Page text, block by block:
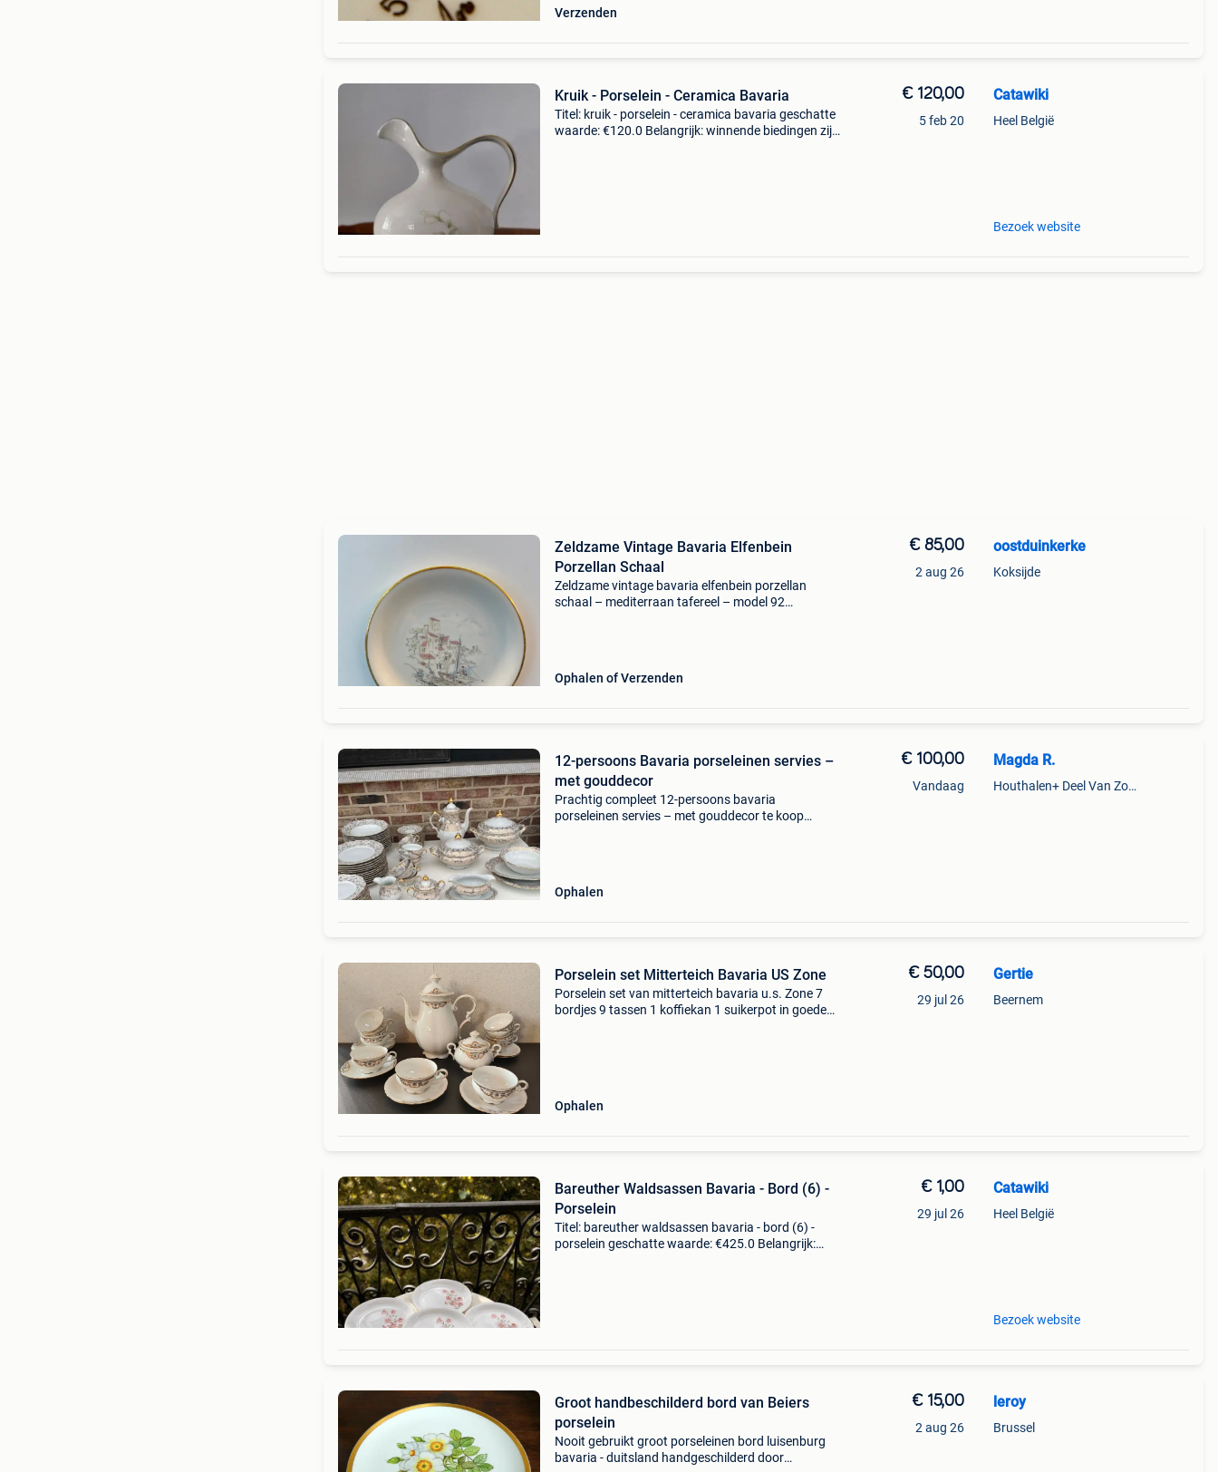
Verzenden
Kruik - Porselein - Ceramica Bavaria
Titel: kruik - porselein - ceramica bavaria geschatte
waarde: €120.0 Belangrijk: winnende biedingen zijn
€ 120,00
5 feb 20
Catawiki
Heel België
Bezoek website
Zeldzame Vintage Bavaria Elfenbein
Porzellan Schaal
Zeldzame vintage bavaria elfenbein porzellan
schaal – mediterraan tafereel – model 92
Ophalen of Verzenden
€ 85,00
2 aug 26
oostduinkerke
Koksijde
12-persoons Bavaria porseleinen servies –
met gouddecor
Prachtig compleet 12-persoons bavaria
porseleinen servies – met gouddecor te koop
Ophalen
€ 100,00
Vandaag
Magda R.
Houthalen+ Deel Van Zonhoven En Zolder
Porselein set Mitterteich Bavaria US Zone
Porselein set van mitterteich bavaria u.s. Zone 7
bordjes 9 tassen 1 koffiekan 1 suikerpot in goede
Ophalen
€ 50,00
29 jul 26
Gertie
Beernem
Bareuther Waldsassen Bavaria - Bord (6) -
Porselein
Titel: bareuther waldsassen bavaria - bord (6) -
porselein geschatte waarde: €425.0 Belangrijk:
€ 1,00
29 jul 26
Catawiki
Heel België
Bezoek website
Groot handbeschilderd bord van Beiers
porselein
Nooit gebruikt groot porseleinen bord luisenburg
bavaria - duitsland handgeschilderd door
€ 15,00
2 aug 26
leroy
Brussel